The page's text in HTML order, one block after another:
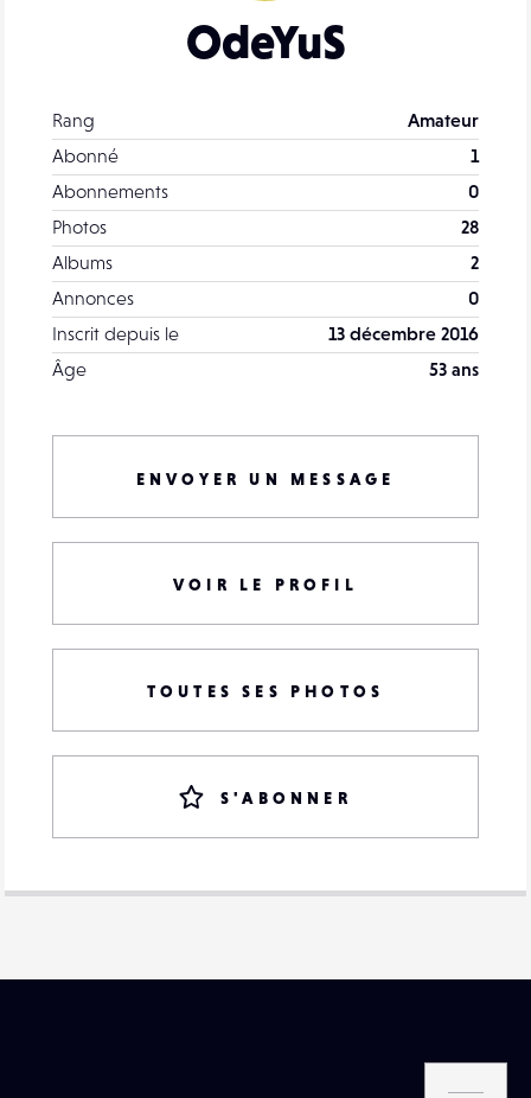
OdeYuS
Rang
Amateur
Abonné
1
Abonnements
0
Photos
28
Albums
2
Annonces
0
Inscrit depuis le
13 décembre 2016
Âge
53 ans
ENVOYER UN MESSAGE
VOIR LE PROFIL
TOUTES SES PHOTOS
S'ABONNER